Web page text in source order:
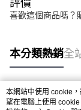
評價
喜歡這個商品嗎？
本分類熱銷全
熱門標籤
本網站中使用 cookie
望在電腦上使用